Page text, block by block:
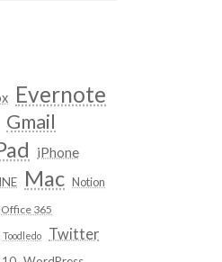
Evernote
Gmail
iPhone
Mac Notion
Office 365
Toodledo Twitter